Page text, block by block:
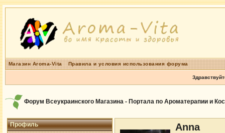
Магазин Aroma-Vita Правила и условия использования форума
Форум Всеукраинского Магазина - Портала по Ароматерапии и
Профиль Anna